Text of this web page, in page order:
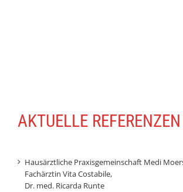
AKTUELLE REFERENZEN
Hausärztliche Praxisgemeinschaft Medi
Fachärztin Vita Costabile,
Dr. med. Ricarda Runte